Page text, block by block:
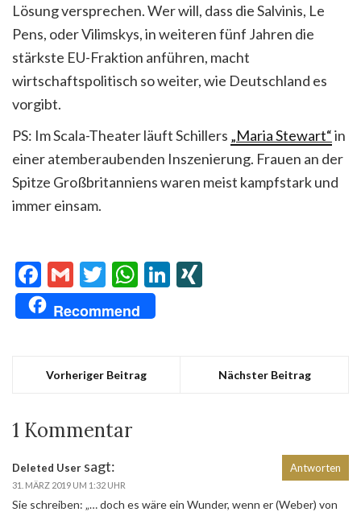
Lösung versprechen. Wer will, dass die Salvinis, Le
Pens, oder Vilimskys, in weiteren fünf Jahren die
stärkste EU-Fraktion anführen, macht
wirtschaftspolitisch so weiter, wie Deutschland es
vorgibt.
PS: Im Scala-Theater läuft Schillers „Maria Stewart“in
einer atemberaubenden Inszenierung. Frauen an der
Spitze Großbritanniens waren meist kampfstark und
immer einsam.
Facebook
GmailTwitter
WhatsApp
LinkedIn
Recommend
Vorheriger Beitrag Nächster Beitrag
1 Kommentar
Deleted User sagt:
31. MÄRZ 2019 UM 1:32 UHR
Sie schreiben: „… doch es wäre ein Wunder, wenn er (Weber) von
Antworten